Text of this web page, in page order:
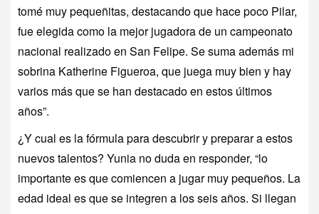
tomé muy pequeñitas, destacando que hace poco Pilar,
fue elegida como la mejor jugadora de un campeonato
nacional realizado en San Felipe. Se suma además mi
sobrina Katherine Figueroa, que juega muy bien y hay
varios más que se han destacado en estos últimos
años”.
¿Y cual es la fórmula para descubrir y preparar a estos
nuevos talentos? Yunia no duda en responder, “lo
importante es que comiencen a jugar muy pequeños. La
edad ideal es que se integren a los seis años. Si llegan